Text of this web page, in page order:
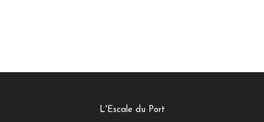
L'Escale du Port